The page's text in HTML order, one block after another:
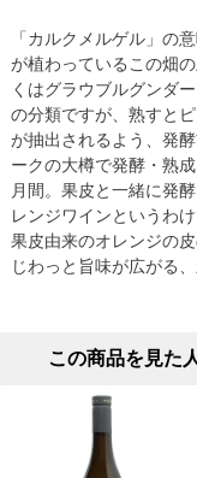
「カルクメルゲル」の
が植わっているこの畑
くはグラウブルグンダ
の分類ですが、熟すと
が抽出されるよう、発
ークの大樽で発酵・熟
月間。果皮と一緒に発
レンジワインというわ
果皮由来のオレンジの
じわっと旨味が広がる
この商品を見た